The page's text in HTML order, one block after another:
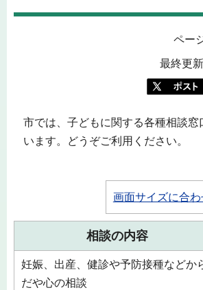
ペー
最終更
市では、子どもに関する各種相談窓
います。どうぞご利用ください。
画面サイズに合
相談の内容
妊娠、出産、健診や予防接種などか
だや心の相談